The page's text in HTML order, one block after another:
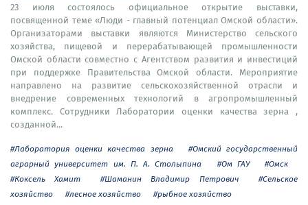
23 июля состоялось официальное открытие выставки,
посвященной теме «Люди - главный потенциал Омской области».
Организаторами выставки являются Министерство сельского
хозяйства, пищевой и перерабатывающей промышленности
Омской области совместно с Агентством развития и инвестиций
при поддержке Правительства Омской области. Мероприятие
направлено на развитие сельскохозяйственной отрасли и
внедрение современных технологий в агропромышленный
комплекс. Сотрудники Лаборатории оценки качества зерна ,
созданной...
#Лаборатория оценки качества зерна
#Омский государственный
аграрный университет им. П. А. Столыпина
#Ом ГАУ
#Омск
#Коксель Хамит
#Шаманин Владимир Петрович
#Сельское
хозяйство
#лесное хозяйство #рыбное хозяйство